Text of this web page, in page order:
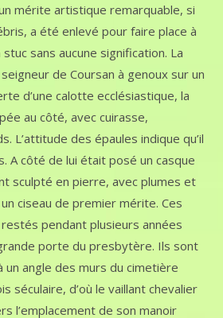
mérite artistique remarquable, si
a été enlevé pour faire place à
sans aucune signification. La
de Coursan à genoux sur un
d’une calotte ecclésiastique, la
au côté, avec cuirasse,
L’attitude des épaules indique qu’il
A côté de lui était posé un casque
sculpté en pierre, avec plumes et
ciseau de premier mérite. Ces
pendant plusieurs années
porte du presbytère. Ils sont
un angle des murs du cimetière
séculaire, d’où le vaillant chevalier
l’emplacement de son manoir